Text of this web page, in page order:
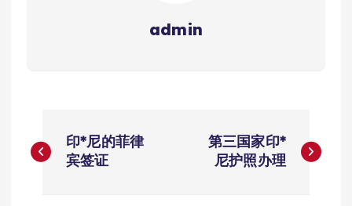
admin
章
印*尼的菲律
宾签证
第三国家印*
尼护照办理